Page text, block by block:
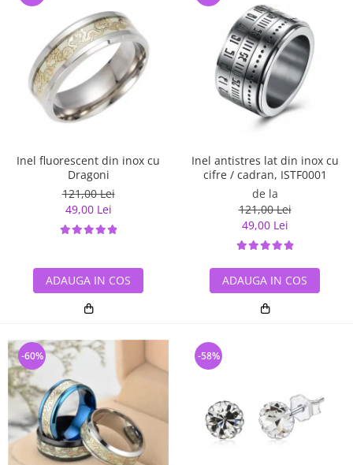
Inel fluorescent din inox cu
Dragoni
121,00 Lei
49,00 Lei
ADAUGA IN COS
Inel antistres lat din inox cu
cifre / cadran, ISTF0001
de la
121,00 Lei
49,00 Lei
ADAUGA IN COS
-60% -58%